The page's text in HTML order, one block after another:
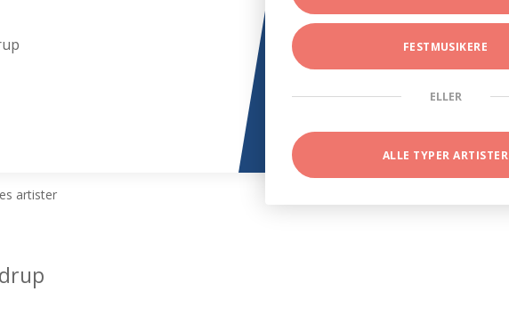
FESTMUSIKERE
ELLER
ALLE TYPER ARTISTER
artister